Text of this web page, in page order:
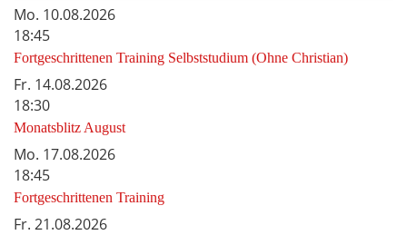
Mo. 10.08.2026
18:45
Fortgeschrittenen Training Selbststudium (Ohne Christian)
Fr. 14.08.2026
18:30
Monatsblitz August
Mo. 17.08.2026
18:45
Fortgeschrittenen Training
Fr. 21.08.2026